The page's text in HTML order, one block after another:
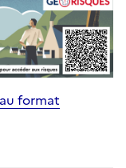
format